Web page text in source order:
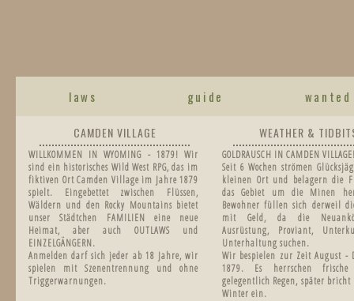
laws guide wanted
CAMDEN VILLAGE
WILLKOMMEN IN WYOMING - 1879! Wir
sind ein historisches Wild West RPG, das im
fiktiven Ort Camden Village im Jahre 1879
spielt. Eingebettet zwischen Flüssen,
Wäldern und den Rocky Mountains bietet
unser Städtchen FAMILIEN eine neue
Heimat, aber auch OUTLAWS und
EINZELGÄNGERN.
Anmelden darf sich jeder ab 18 Jahre, wir
spielen mit Szenentrennung und ohne
Triggerwarnungen.
WEATHER &
GOLDRAUSCH IN CAMDEN
Seit 6 Wochen strömen
kleinen Ort und belagern die
das Gebiet um die Minen
Bewohner füllen sich derweil
mit Geld, da die
Ausrüstung, Proviant,
Unterhaltung suchen.
Wir bespielen zur Zeit August -
1879. Es herrschen
gelegentlich Regen, später
Winter ein.